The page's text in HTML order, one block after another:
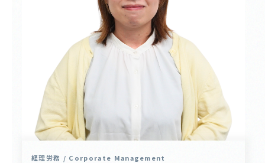
経理労務 / Corporate Management